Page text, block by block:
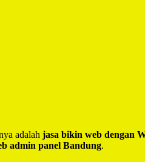
adalah jasa bikin web dengan
admin panel Bandung.